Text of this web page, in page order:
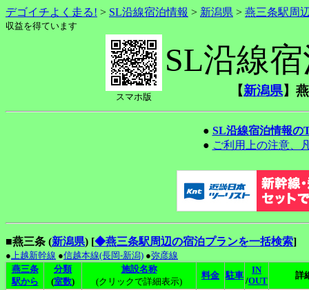
デゴイチよく走る! > SL沿線宿泊情報 > 新潟県 > 燕三条駅周
収益を得ています
スマホ版
SL沿線
【新潟県】
● SL沿線宿泊情報の
● ご利用上の注意、
■燕三条 (新潟県) [◆燕三条駅周辺の宿泊プランを一括検索]
●上越新幹線 ●信越本線(長岡-新潟) ●弥彦線
燕三条
駅から
分類
(室数)
施設名称
(クリックで詳細表示)
料金 駐車
IN
/OUT
詳